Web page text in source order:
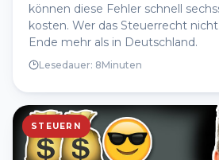
können diese Fehler schnell
kosten. Wer das Steuerrecht
Ende mehr als in Deutschland.
Lesedauer: 8Minuten
STEUERN